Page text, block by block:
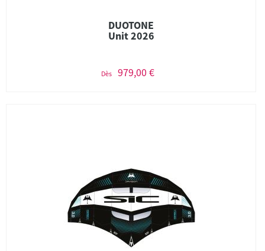
DUOTONE
Unit 2026
Dès 979,00 €